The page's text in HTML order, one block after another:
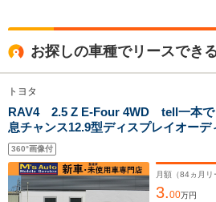
サイズ
(全長x全幅x全高)
全高
1.86m
全長
4.6m
ホイールベース
お探しの車種でリースでき
トヨタ
RAV4 2.5 Z E-Four 4WD tell一本で
息チャンス12.9型ディスプレイオーデ
ドナビ/フルセグTV/360℃カメラ/
ルーフ/20インチホイール/スペアタイ
使用
360°画像付
月額（84ヵ月リ
3.00万円